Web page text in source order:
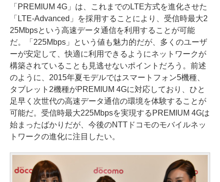
「PREMIUM 4G」は、これまでのLTE方式を進化させた
「LTE-Advanced」を採用することにより、受信時最大2
25Mbpsという高速データ通信を利用することが可能
だ。「225Mbps」という値も魅力的だが、多くのユーザ
ーが安定して、快適に利用できるようにネットワークが
構築されていることも見逃せないポイントだろう。前述
のように、2015年夏モデルではスマートフォン5機種、
タブレット2機種がPREMIUM 4Gに対応しており、ひと
足早く次世代の高速データ通信の環境を体験することが
可能だ。受信時最大225Mbpsを実現するPREMIUM 4Gは
始まったばかりだが、今後のNTTドコモのモバイルネッ
トワークの進化に注目したい。